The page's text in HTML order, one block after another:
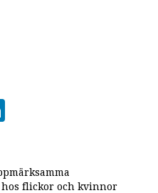
flickor och kvinnor